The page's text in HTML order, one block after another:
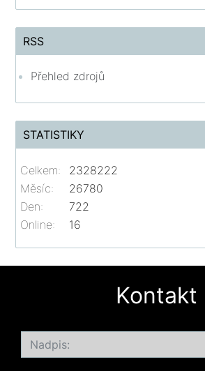
RSS
Přehled zdrojů
STATISTIKY
Online: 16
Celkem:
2328222
Měsíc:
26780
Den:
722
Kontakt